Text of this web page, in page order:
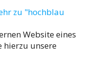
zu "hochblau
Website eines
hierzu unsere